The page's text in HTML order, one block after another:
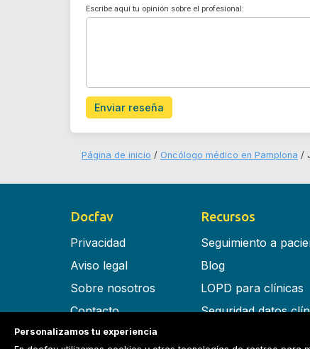
Escribe aquí tu opinión sobre el profesional:
Enviar reseña
Página de inicio Oncólogo médico en Pamplona
Docfav
Privacidad
Aviso legal
Sobre nosotros
Contacto
Términos y condiciones
Recursos
Seguimiento a
Blog
LOPD para clínicas
Seguridad datos
Personalizamos tu experiencia